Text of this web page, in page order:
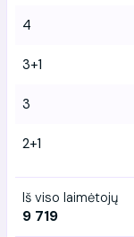
4
3+1
3
2+1
Iš viso laimėtojų
9 719